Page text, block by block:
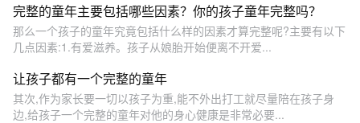
完整的童年主要包括哪些因素？你的孩子童年完整吗？
那么一个孩子的童年究竟包括什么样的因素才算完整呢?主要有以下
几点因素:1.有爱滋养。孩子从娘胎开始便离不开爱...
让孩子都有一个完整的童年
其次,作为家长要一切以孩子为重,能不外出打工就尽量陪在孩子身
边,给孩子一个完整的童年对他的身心健康是非常必要...